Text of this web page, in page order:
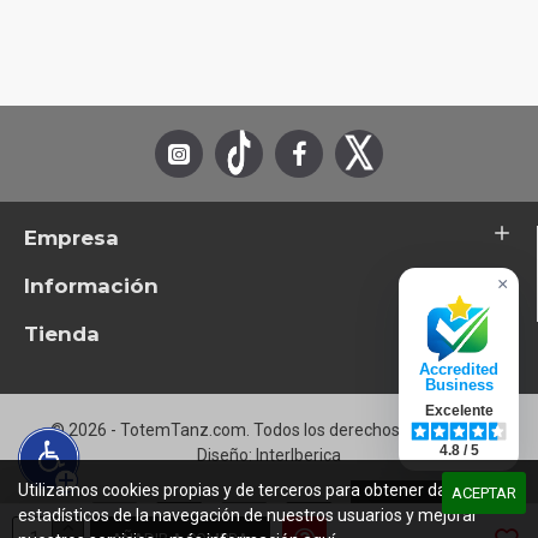
Empresa
Información
Tienda
© 2026 - TotemTanz.com. Todos los derechos reservados
Diseño: InterIberica
ACEPTAR
Utilizamos cookies propias y de terceros para obtener datos
estadísticos de la navegación de nuestros usuarios y mejorar
×
Accredited
Business
Excelente
4.8 / 5